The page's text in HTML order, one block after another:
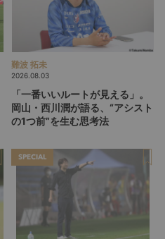
難波 拓未
2026.08.03
「一番いいルートが見える」。
岡山・西川潤が語る、“アシスト
の1つ前”を生む思考法
SPECIAL